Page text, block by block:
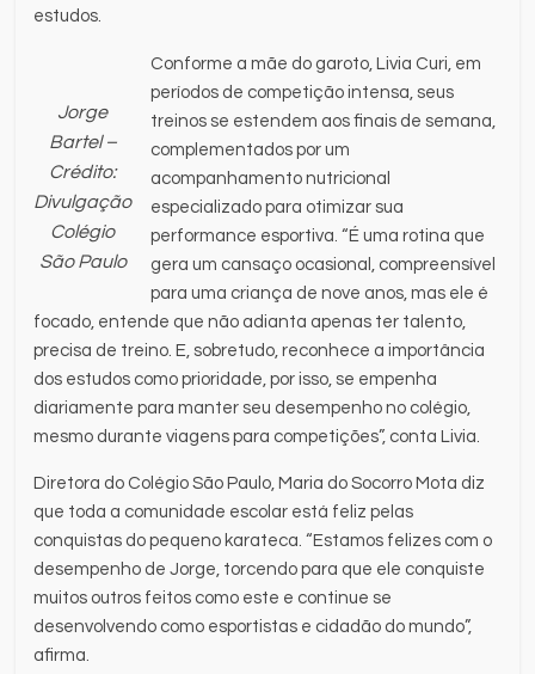
estudos.
Jorge
Bartel –
Crédito:
Divulgação
Colégio
São Paulo
Conforme a mãe do garoto, Livia Curi, em
períodos de competição intensa, seus
treinos se estendem aos finais de semana,
complementados por um
acompanhamento nutricional
especializado para otimizar sua
performance esportiva. “É uma rotina que
gera um cansaço ocasional, compreensível
para uma criança de nove anos, mas ele é
focado, entende que não adianta apenas ter talento,
precisa de treino. E, sobretudo, reconhece a importância
dos estudos como prioridade, por isso, se empenha
diariamente para manter seu desempenho no colégio,
mesmo durante viagens para competições”, conta Livia.
Diretora do Colégio São Paulo, Maria do Socorro Mota diz
que toda a comunidade escolar está feliz pelas
conquistas do pequeno karateca. “Estamos felizes com o
desempenho de Jorge, torcendo para que ele conquiste
muitos outros feitos como este e continue se
desenvolvendo como esportistas e cidadão do mundo”,
afirma.